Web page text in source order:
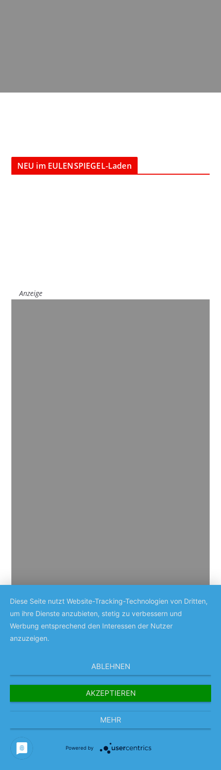
NEU im EULENSPIEGEL-Laden
Anzeige
Diese Seite nutzt Website-Tracking-Technologien von Dritten,
um ihre Dienste anzubieten, stetig zu verbessern und
Werbung entsprechend den Interessen der Nutzer
anzuzeigen.
ABLEHNEN
AKZEPTIEREN
MEHR
Powered by